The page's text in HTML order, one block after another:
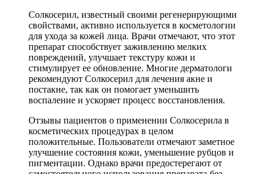
Солкосерил, известный своими регенерирующими
свойствами, активно используется в косметологии
для ухода за кожей лица. Врачи отмечают, что этот
препарат способствует заживлению мелких
повреждений, улучшает текстуру кожи и
стимулирует ее обновление. Многие дерматологи
рекомендуют Солкосерил для лечения акне и
постакне, так как он помогает уменьшить
воспаление и ускоряет процесс восстановления.
Отзывы пациентов о применении Солкосерила в
косметических процедурах в целом
положительные. Пользователи отмечают заметное
улучшение состояния кожи, уменьшение рубцов и
пигментации. Однако врачи предостерегают от